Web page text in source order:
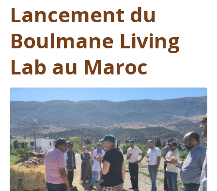
Lancement du
Boulmane Living
Lab au Maroc